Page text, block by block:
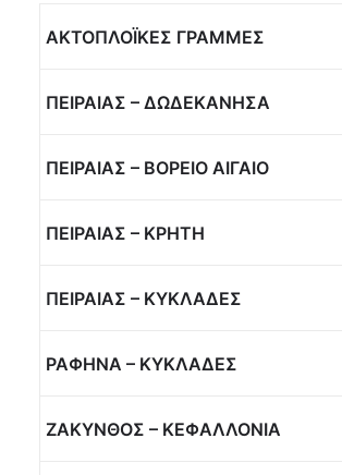
ΑΚΤΟΠΛΟΪΚΕΣ ΓΡΑΜΜΕΣ
ΠΕΙΡΑΙΑΣ – ΔΩΔΕΚΑΝΗΣΑ
ΠΕΙΡΑΙΑΣ – ΒΟΡΕΙΟ ΑΙΓΑΙΟ
ΠΕΙΡΑΙΑΣ – ΚΡΗΤΗ
ΠΕΙΡΑΙΑΣ – ΚΥΚΛΑΔΕΣ
ΡΑΦΗΝΑ – ΚΥΚΛΑΔΕΣ
ΖΑΚΥΝΘΟΣ – ΚΕΦΑΛΛΟΝΙΑ